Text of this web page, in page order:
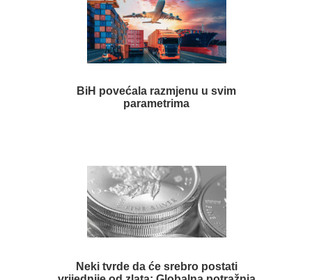
BiH povećala razmjenu u svim
parametrima
Neki tvrde da će srebro postati